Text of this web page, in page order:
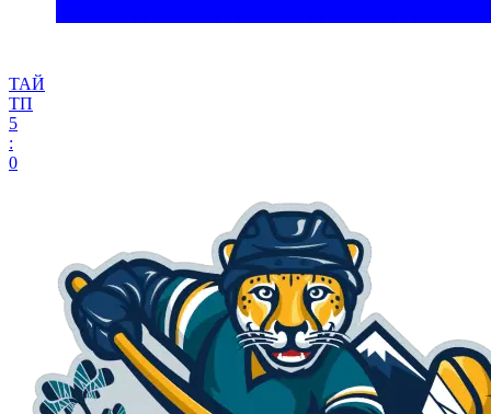
ТАЙ
ТП
5
:
0